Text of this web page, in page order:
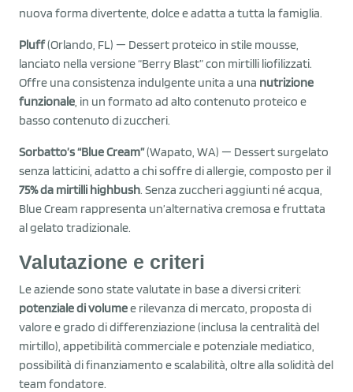
nuova forma divertente, dolce e adatta a tutta la famiglia.
Pluff(Orlando, FL) — Dessert proteico in stile mousse,
lanciato nella versione “Berry Blast” con mirtilli liofilizzati.
Offre una consistenza indulgente unita a una nutrizione
funzionale , in un formato ad alto contenuto proteico e
basso contenuto di zuccheri.
Sorbatto’s “Blue Cream”(Wapato, WA) — Dessert surgelato
senza latticini, adatto a chi soffre di allergie, composto per il
75% da mirtilli highbush. Senza zuccheri aggiunti né acqua,
Blue Cream rappresenta un’alternativa cremosa e fruttata
al gelato tradizionale.
Valutazione e criteri
Le aziende sono state valutate in base a diversi criteri:
potenziale di volumee rilevanza di mercato, proposta di
valore e grado di differenziazione (inclusa la centralità del
mirtillo), appetibilità commerciale e potenziale mediatico,
possibilità di finanziamento e scalabilità, oltre alla solidità del
team fondatore.